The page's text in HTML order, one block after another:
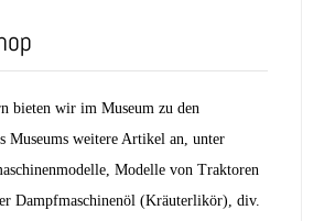
bieten wir im Museum zu den
Museums weitere Artikel an, unter
Modelle von Traktoren
Dampfmaschinenöl (Kräuterlikör), div.